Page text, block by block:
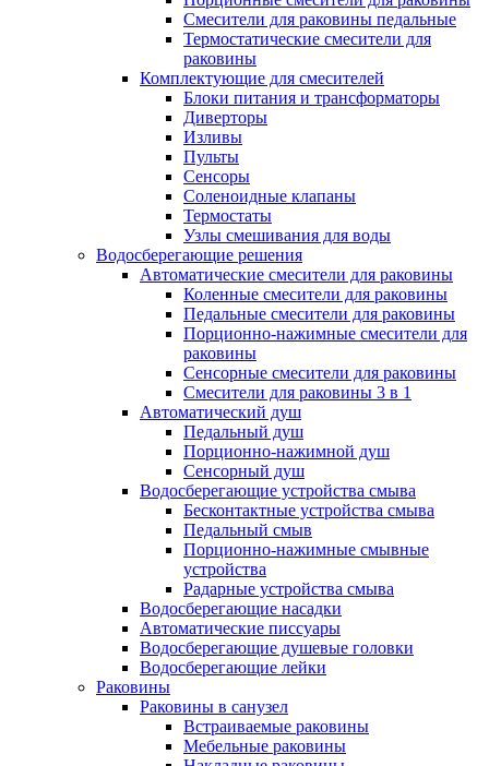
Смесители для раковины педальные
Термостатические смесители для
раковины
Комплектующие для смесителей
Блоки питания и трансформаторы
Диверторы
Изливы
Пульты
Сенсоры
Соленоидные клапаны
Термостаты
Узлы смешивания для воды
Водосберегающие решения
Автоматические смесители для раковины
Коленные смесители для раковины
Педальные смесители для раковины
Порционно-нажимные смесители для
раковины
Сенсорные смесители для раковины
Смесители для раковины 3 в 1
Автоматический душ
Педальный душ
Порционно-нажимной душ
Сенсорный душ
Водосберегающие устройства смыва
Бесконтактные устройства смыва
Педальный смыв
Порционно-нажимные смывные
устройства
Радарные устройства смыва
Водосберегающие насадки
Автоматические писсуары
Водосберегающие душевые головки
Водосберегающие лейки
Раковины
Раковины в санузел
Встраиваемые раковины
Мебельные раковины